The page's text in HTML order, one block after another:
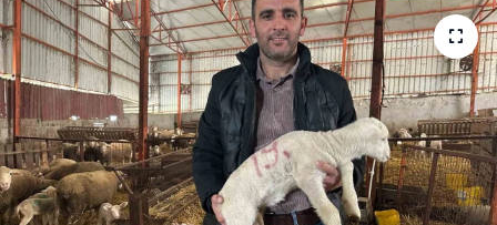
EKONOMİ
English News
Finans
Flaş Haber